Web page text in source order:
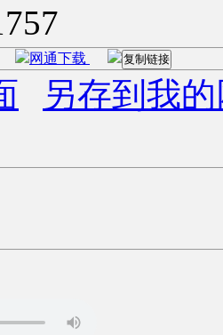
网通下载 复制链接
另存到我